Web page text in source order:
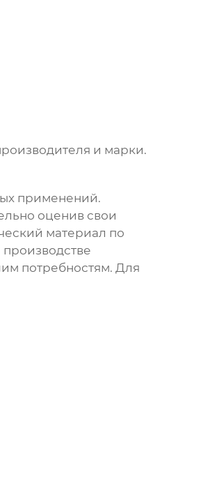
и марки.
применений.
оценив свои
материал по
потребностям. Для